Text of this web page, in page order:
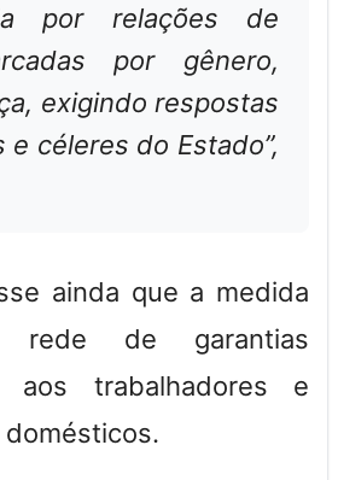
por relações de
por gênero,
exigindo respostas
e céleres do Estado”,
ainda que a medida
rede de garantias
aos trabalhadores e